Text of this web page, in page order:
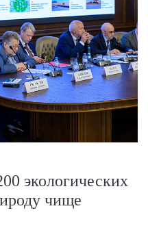
экологических
чище